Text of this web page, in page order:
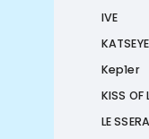
IVE
KATSEYE
Kep1er
KISS OF
LE